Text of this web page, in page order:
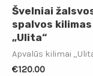
Švelniai
spalvos kilimas
„Ulita“
Apvalūs kilimai
€120.00